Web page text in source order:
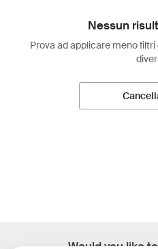
Nessun
Prova ad applicare meno